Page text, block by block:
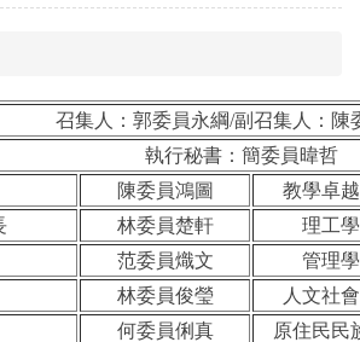
召集人：郭委員永綱/副 召集人：陳
執行秘書：簡委員暐哲
陳委員鴻圖
教學卓
林委員楚軒
理工
范委員熾文
管理
林委員俊瑩
人文社
何委員俐真
原住民民